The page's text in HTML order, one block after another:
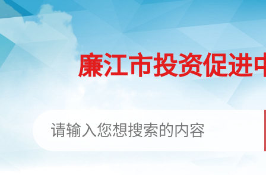
廉江市投资促进